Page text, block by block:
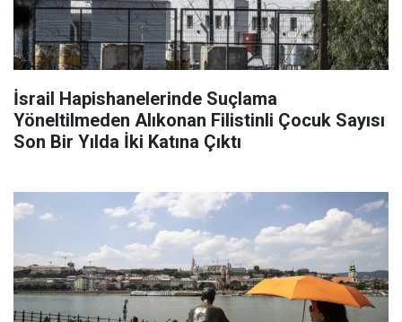
İsrail Hapishanelerinde Suçlama
Yöneltilmeden Alıkonan Filistinli Çocuk Sayısı
Son Bir Yılda İki Katına Çıktı